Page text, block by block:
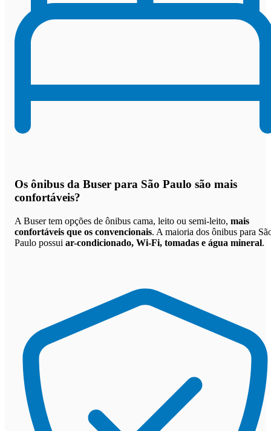
Os ônibus da Buser para São Paulo são mais
confortáveis?
A Buser tem opções de ônibus cama, leito ou semi-leito, mais
confortáveis que os convencionais. A maioria dos ônibus para
Paulo possui ar-condicionado, Wi-Fi, tomadas e água mineral.